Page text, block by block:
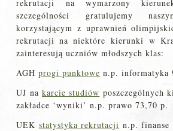
rekrutacji na wymarzony
szczególności gratulujemy
korzystającym z uprawnień
rekrutacji na niektóre kierunki w
zainteresują uczniów młodszych klas:
AGHprogi punktowe n.p. informatyka
UJ nakarcie studiów poszczególnych
zakładce ‘wyniki’ n.p. prawo 73,70 p.
UEK statystyka rekrutacji n.p. finanse